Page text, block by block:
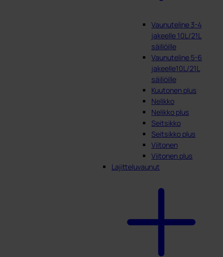
Vaunuteline 3-4
jakeelle 10L/21L
säiliöille
Vaunuteline 5-6
jakeelle10L/21L
säiliöille
Kuutonen plus
Nelikko
Nelikko plus
Seitsikko
Seitsikko plus
Viitonen
Viitonen plus
Lajitteluvaunut